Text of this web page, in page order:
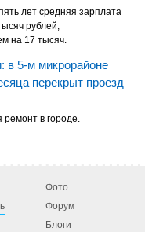
лет средняя зарплата
рублей,
на 17 тысяч.
в 5-м микрорайоне
перекрыт проезд
в городе.
Фото
Форум
Блоги